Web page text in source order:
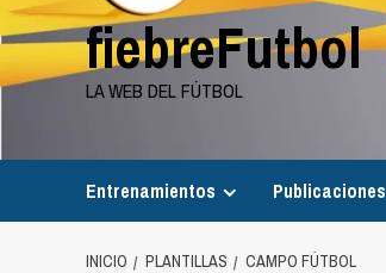
fiebreFutbol
LA WEB DEL FÚTBOL
Entrenamientos Publicaciones
INICIO PLANTILLAS CAMPO FÚTBOL